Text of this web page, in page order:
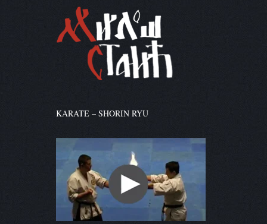
KARATE – SHORIN RYU